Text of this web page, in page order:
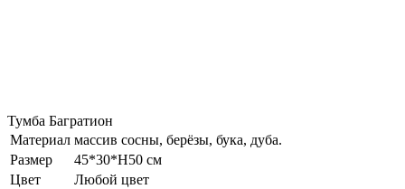
Тумба Багратион
Материал массив сосны, берёзы, бука, дуба.
Размер
45*30*Н50 см
Цвет
Любой цвет